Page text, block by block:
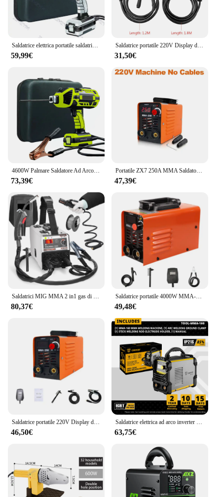
59,99€
Saldatrice portatile 220V Display digitale LCD Saldatrici Hot Start 300A Saldatrice ad arco con filo portaelettrodo
31,50€
4600W Palmare Saldatore Ad Arco Saldatrice Automatica Portatile Saldatore Elettrico Domestico Strumenti di Saldatore Intelligente 110V/220V
73,39€
Portatile ZX7 250A MMA Saldatore Ad Arco Saldatrice Inverter 110V 220V Mini Ferro Attrezzature Per Saldatura Elettrica Strumenti di Riparazione Auto
47,39€
Saldatrici MIG MMA 2 in1 gas di anidride carbonica-saldatura schermata e manuale saldatrici Inverter a corrente diretta IGBT multiuso integrate
80,37€
Saldatrice portatile 4000W MMA-250 saldatrice elettrica ad arco Inverter presente saldatrice compatta regolabile spina europea
49,48€
Saldatrice portatile 220V Display digitale LCD Hot Start saldatrici 300A saldatrice ad arco con filo portaelettrodo
46,50€
Saldatrice elettrica ad arco inverter DEKO serie MMA 4.1KVA Saldatore MMA 220V per lavori di saldatura fai-da-te e lavori elettrici
63,75€